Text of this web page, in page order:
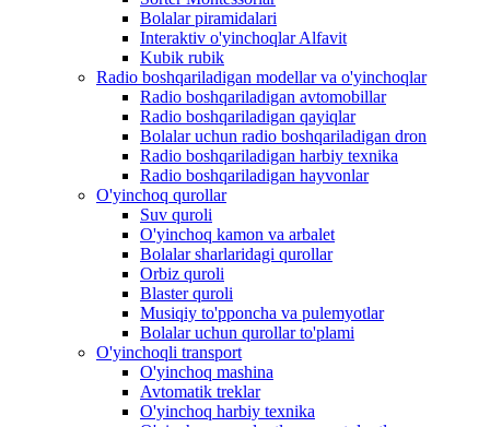
Bolalar piramidalari
Interaktiv o'yinchoqlar Alfavit
Kubik rubik
Radio boshqariladigan modellar va o'yinchoqlar
Radio boshqariladigan avtomobillar
Radio boshqariladigan qayiqlar
Bolalar uchun radio boshqariladigan dron
Radio boshqariladigan harbiy texnika
Radio boshqariladigan hayvonlar
O'yinchoq qurollar
Suv quroli
O'yinchoq kamon va arbalet
Bolalar sharlaridagi qurollar
Orbiz quroli
Blaster quroli
Musiqiy to'pponcha va pulemyotlar
Bolalar uchun qurollar to'plami
O'yinchoqli transport
O'yinchoq mashina
Avtomatik treklar
O'yinchoq harbiy texnika